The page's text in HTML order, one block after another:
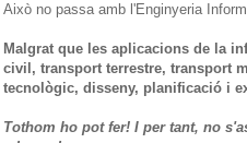
Això no passa amb l'Enginyeria
Malgrat que les aplicacions de la
civil, transport terrestre, transport
tecnològic, disseny, planificació i
Tothom ho pot fer! I per tant, no